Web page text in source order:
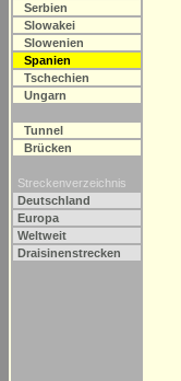
Serbien
Slowakei
Slowenien
Spanien
Tschechien
Ungarn
Tunnel
Brücken
Streckenverzeichnis
Deutschland
Europa
Weltweit
Draisinenstrecken